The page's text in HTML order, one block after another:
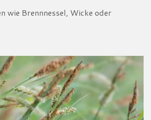
wie Brennnessel, Wicke oder